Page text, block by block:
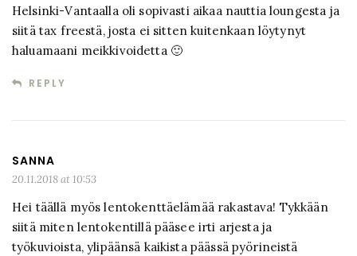
Helsinki-Vantaalla oli sopivasti aikaa nauttia loungesta ja
siitä tax freestä, josta ei sitten kuitenkaan löytynyt
haluamaani meikkivoidetta 🙂
REPLY
SANNA
20.11.2018 at 10:53
Hei täällä myös lentokenttäelämää rakastava! Tykkään
siitä miten lentokentillä pääsee irti arjesta ja
työkuvioista, ylipäänsä kaikista päässä pyörineistä